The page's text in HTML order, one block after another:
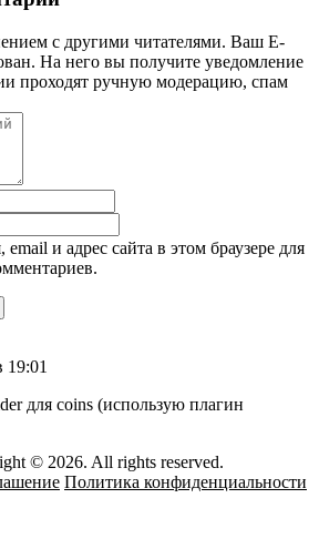
с другими читателями. Ваш E-
На него вы получите уведомление
проходят ручную модерацию, спам
и адрес сайта в этом браузере для
19:01
для coins (использую плагин
© 2026. All rights reserved.
Политика конфиденциальности